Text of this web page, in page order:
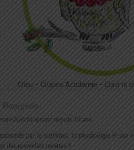
Cilou – Crusine Académie – Cuisine
Nutritionniste depuis 16 ans.
par la nutrition, la physiologie et son
des nouvelles recettes !